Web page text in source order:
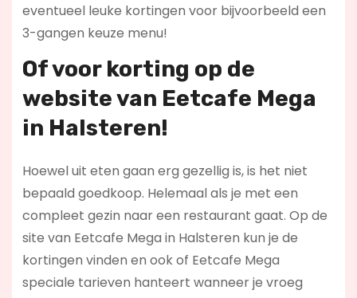
eventueel leuke kortingen voor bijvoorbeeld een
3-gangen keuze menu!
Of voor korting op de
website van Eetcafe Mega
in Halsteren!
Hoewel uit eten gaan erg gezellig is, is het niet
bepaald goedkoop. Helemaal als je met een
compleet gezin naar een restaurant gaat. Op de
site van Eetcafe Mega in Halsteren kun je de
kortingen vinden en ook of Eetcafe Mega
speciale tarieven hanteert wanneer je vroeg